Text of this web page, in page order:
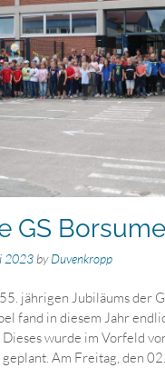
GS
2023 byDuvenkropp
jährigen Jubiläums der
fand in diesem Jahr
Dieses wurde im Vorfeld
Am Freitag, den